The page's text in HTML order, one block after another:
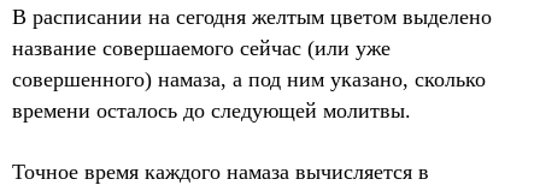
В расписании на сегодня желтым цветом выделено
название совершаемого сейчас (или уже
совершенного) намаза, а под ним указано, сколько
времени осталось до следующей молитвы.
Точное время каждого намаза вычисляется в